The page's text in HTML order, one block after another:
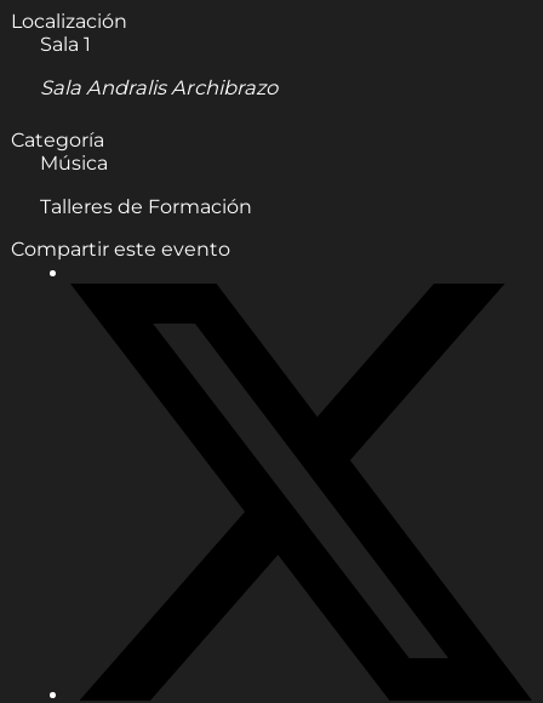
Localización
Sala 1
Sala Andralis Archibrazo
Categoría
Música
Talleres de Formación
Compartir este evento